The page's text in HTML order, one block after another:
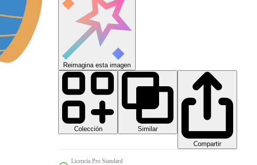
Reimagina esta imagen
Colección
Similar
Compartir
Licencia Pro Standard